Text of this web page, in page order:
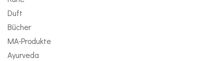
Duft
Bücher
MA-Produkte
Ayurveda